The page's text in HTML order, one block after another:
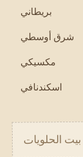
بريطاني
شرق أوسطي
مكسيكي
اسكندنافي